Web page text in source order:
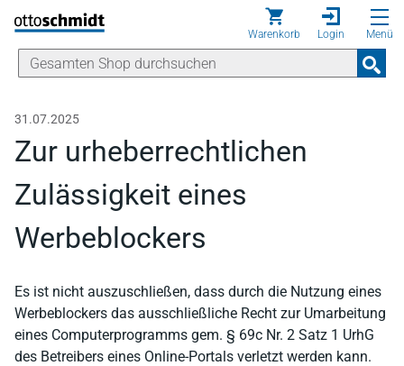
Direkt zum Inhalt
Warenkorb Login Menü
31.07.2025
Zur urheberrechtlichen
Zulässigkeit eines
Werbeblockers
Es ist nicht auszuschließen, dass durch die Nutzung eines
Werbeblockers das ausschließliche Recht zur Umarbeitung
eines Computerprogramms gem. § 69c Nr. 2 Satz 1 UrhG
des Betreibers eines Online-Portals verletzt werden kann.